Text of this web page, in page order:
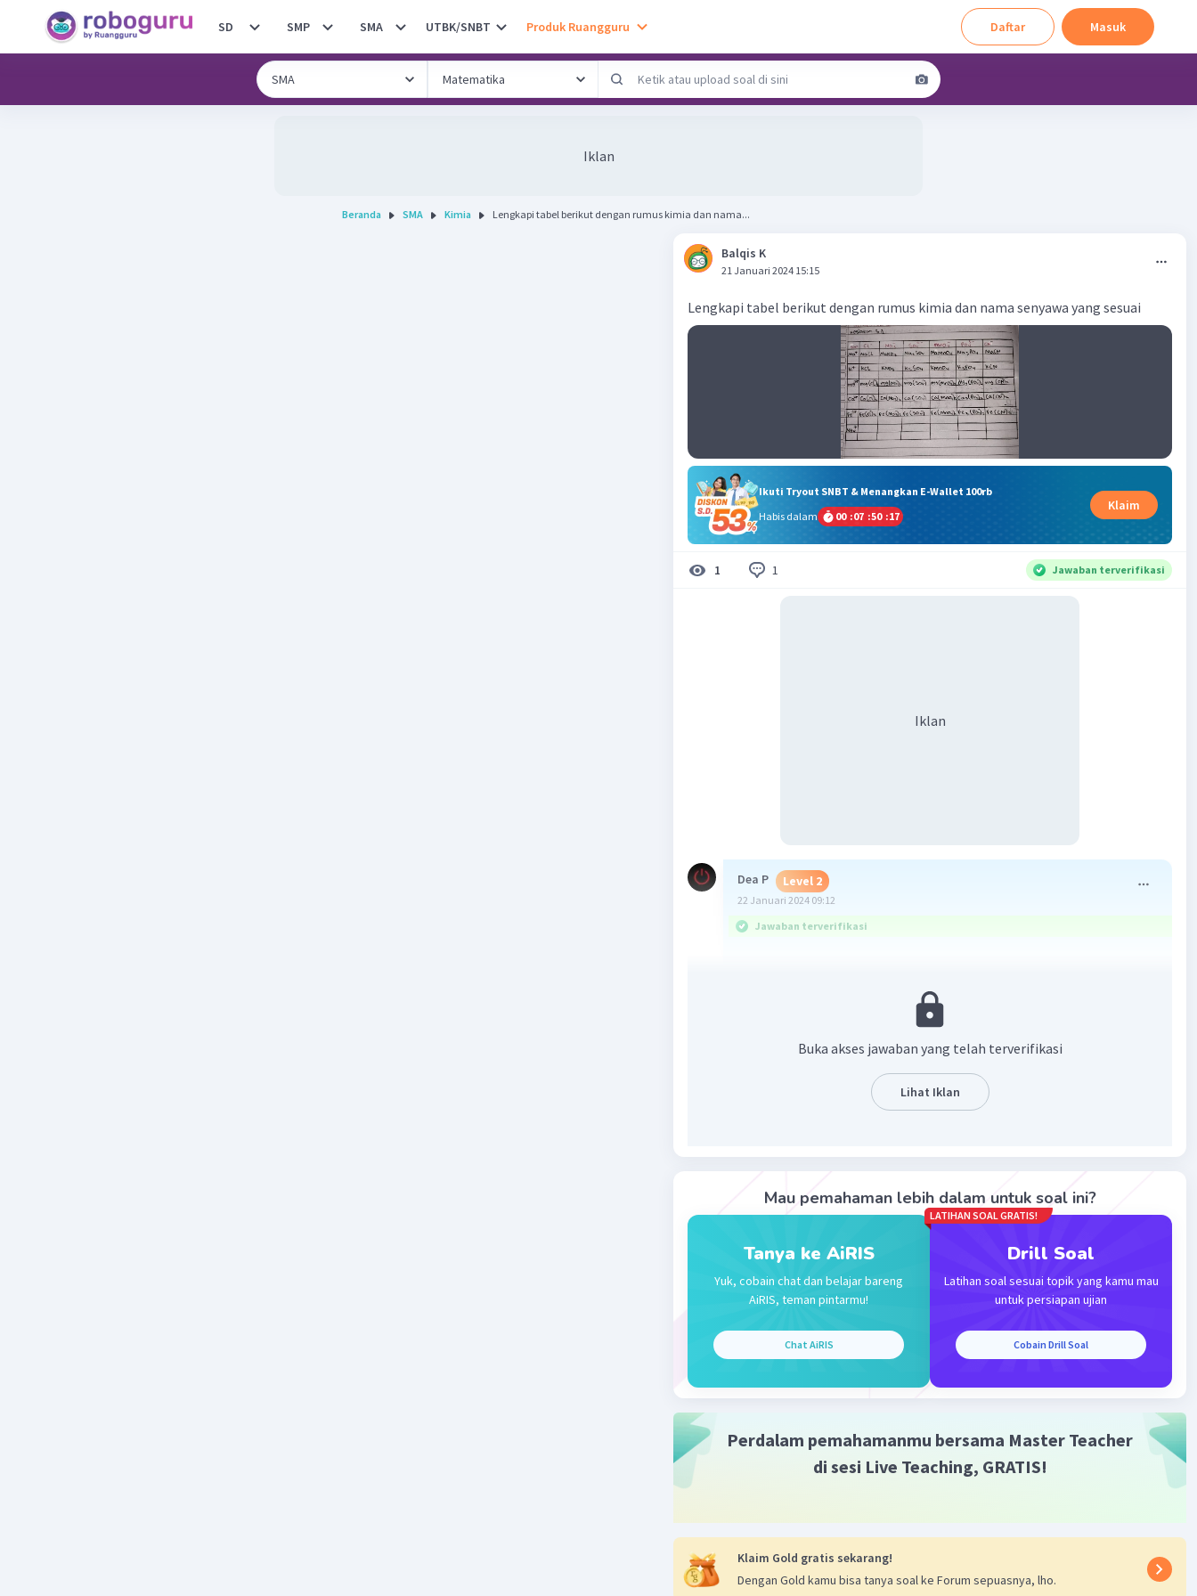
SD SMP SMA UTBK/SNBT Produk Ruangguru Daftar Masuk
Iklan
Beranda SMA Kimia Lengkapi tabel berikut dengan rumus kimia dan nama...
Balqis K
21 Januari 2024 15:15
Lengkapi tabel berikut dengan rumus kimia dan nama senyawa yang sesuai
Ikuti Tryout SNBT & Menangkan E-Wallet 100rb
Habis dalam
00 :07 :50 :16
Klaim
1 1 Jawaban terverifikasi
Iklan
Dea P Level 2
22 Januari 2024 09:12
Jawaban terverifikasi
NH4MNO4Buka akses jawaban yang telah terverifikasi
Lihat Iklan
Mau pemahaman lebih dalam untuk soal ini?
Tanya ke AiRIS
Yuk, cobain chat dan belajar bareng
AiRIS, teman pintarmu!
Chat AiRIS
LATIHAN SOAL GRATIS!
Drill Soal
Latihan soal sesuai topik yang kamu mau
untuk persiapan ujian
Cobain Drill Soal
Perdalam pemahamanmu bersama Master Teacher
di sesi Live Teaching, GRATIS!
Klaim Gold gratis sekarang!
Dengan Gold kamu bisa tanya soal ke Forum sepuasnya, lho.